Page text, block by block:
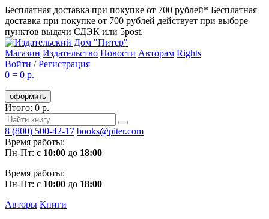
Бесплатная доставка при покупке от 700 рублей* Бесплатная
доставка при покупке от 700 рублей действует при выборе
пунктов выдачи СДЭК или 5post.
Магазин Издательство Новости Авторам Rights
Войти /Регистрация
0 = 0 р.
оформить
Итого: 0 р.
8 (800) 500-42-17 books@piter.com
Время работы:
Пн-Пт: с 10:00 до 18:00
Время работы:
Пн-Пт: с 10:00 до 18:00
Авторы Книги